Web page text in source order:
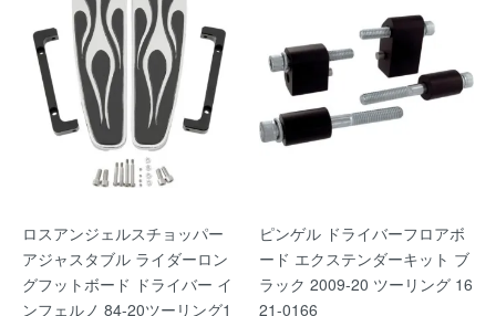
ロスアンジェルスチョッパー
アジャスタブル ライダーロン
グフットボード ドライバー イ
ンフェルノ 84-20ツーリング1
ピンゲル ドライバーフロアボ
ード エクステンダーキット ブ
ラック 2009-20 ツーリング 16
21-0166